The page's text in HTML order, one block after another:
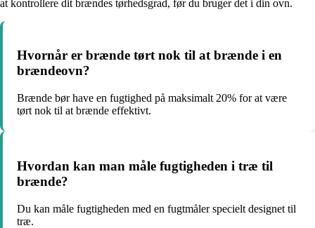
at kontrollere dit brændes tørhedsgrad, før du bruger det i din ovn.
Hvornår er brænde tørt nok til at brænde i en
brændeovn?
Brænde bør have en fugtighed på maksimalt 20% for at være
tørt nok til at brænde effektivt.
Hvordan kan man måle fugtigheden i træ til
brænde?
Du kan måle fugtigheden med en fugtmåler specielt designet til
træ.